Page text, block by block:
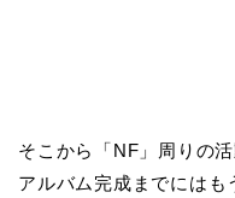
そこから「NF」周りの
アルバム完成までにはも